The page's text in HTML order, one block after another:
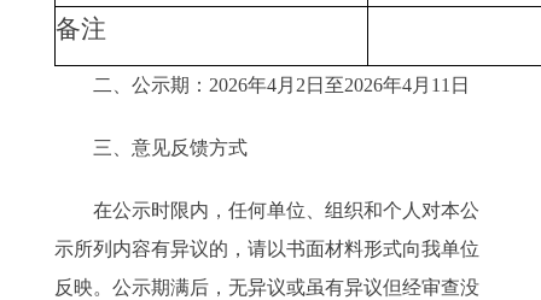
备注
二、公示期：2026年4月2日至2026年4月11日
三、意见反馈方式
在公示时限内，任何单位、组织和个人对本公
示所列内容有异议的，请以书面材料形式向我单位
反映。公示期满后，无异议或虽有异议但经审查没